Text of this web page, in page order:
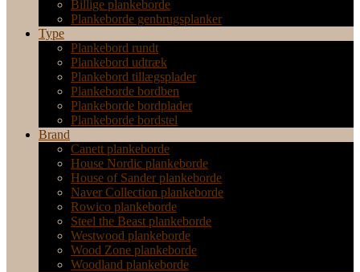
Billige plankeborde
Plankeborde genbrugsplanker
Type
Plankebord rundt
Plankebord udtræk
Plankebord tillægsplader
Plankeborde bordben
Plankeborde bordplader
Plankeborde bordstel
Brand
Canett plankeborde
House Nordic plankeborde
House of Sander plankeborde
Naver Collection plankeborde
Rowico plankeborde
Steel the Beast plankeborde
Westwood plankeborde
Wood Zone plankeborde
Woodland plankeborde